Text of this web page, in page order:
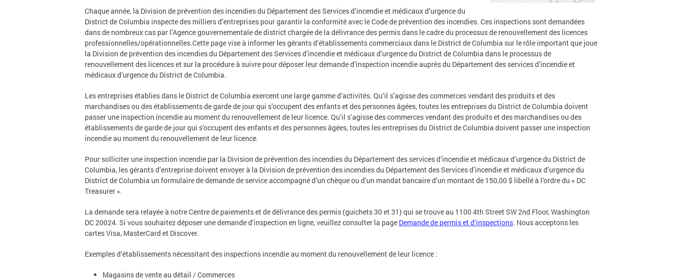
Chaque année, la Division de prévention des incendies du Département des Services d’incendie et médicaux d’urgence du
District de Columbia inspecte des milliers d’entreprises pour garantir la conformité avec le Code de prévention des incendies. Ces inspections sont demandées
dans de nombreux cas par l’Agence gouvernementale de district chargée de la délivrance des permis dans le cadre du processus de renouvellement des licences
professionnelles/opérationnelles.Cette page vise à informer les gérants d’établissements commerciaux dans le District de Columbia sur le rôle important que joue
la Division de prévention des incendies du Département des Services d’incendie et médicaux d’urgence du District de Columbia dans le processus de
renouvellement des licences et sur la procédure à suivre pour déposer leur demande d’inspection incendie auprès du Département des services d’incendie et
médicaux d’urgence du District de Columbia.
Les entreprises établies dans le District de Columbia exercent une large gamme d’activités. Qu’il s’agisse des commerces vendant des produits et des
marchandises ou des établissements de garde de jour qui s’occupent des enfants et des personnes âgées, toutes les entreprises du District de Columbia doivent
passer une inspection incendie au moment du renouvellement de leur licence. Qu’il s’agisse des commerces vendant des produits et des marchandises ou des
établissements de garde de jour qui s’occupent des enfants et des personnes âgées, toutes les entreprises du District de Columbia doivent passer une inspection
incendie au moment du renouvellement de leur licence.
Pour solliciter une inspection incendie par la Division de prévention des incendies du Département des services d’incendie et médicaux d’urgence du District de
Columbia, les gérants d’entreprise doivent envoyer à la Division de prévention des incendies du Département des Services d’incendie et médicaux d’urgence du
District de Columbia un formulaire de demande de service accompagné d’un chèque ou d’un mandat bancaire d’un montant de 150,00 $ libellé à l’ordre du « DC
Treasurer ».
La demande sera relayée à notre Centre de paiements et de délivrance des permis (guichets 30 et 31) qui se trouve au 1100 4th Street SW 2nd Floor, Washington
DC 20024. Si vous souhaitez déposer une demande d’inspection en ligne, veuillez consulter la page Demande de permis et d’inspections. Nous acceptons les
cartes Visa, MasterCard et Discover.
Exemples d’établissements nécessitant des inspections incendie au moment du renouvellement de leur licence :
Magasins de vente au détail / Commerces